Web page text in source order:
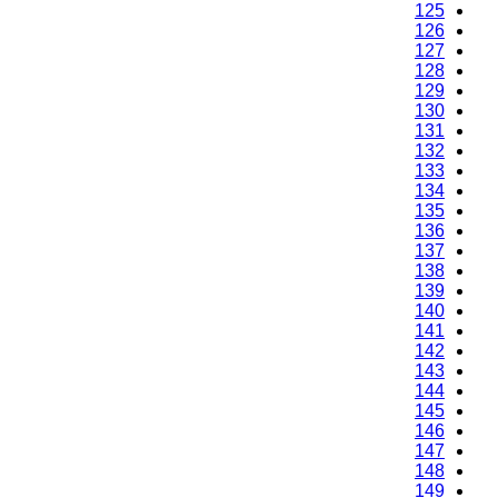
125
126
127
128
129
130
131
132
133
134
135
136
137
138
139
140
141
142
143
144
145
146
147
148
149